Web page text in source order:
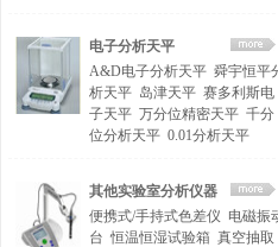
电子分析天平
A&D电子分析天平 舜宇恒平
析天平 岛津天平 赛多利斯电
子天平 万分位精密天平 千分
位分析天平 0.01分析天平
其他实验室分析仪器
便携式/手持式色差仪 电磁振
台 恒温恒湿试验箱 真空抽取